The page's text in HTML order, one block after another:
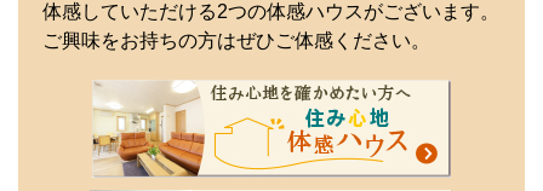
体感していただける2つの体感ハウスがございます。
ご興味をお持ちの方はぜひご体感ください。